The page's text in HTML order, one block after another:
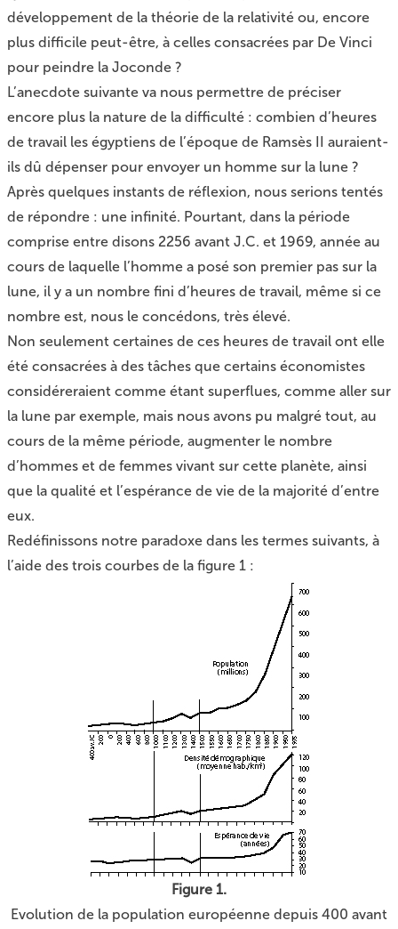
développement de la théorie de la relativité ou, encore
plus difficile peut-être, à celles consacrées par De Vinci
pour peindre la Joconde ?
L’anecdote suivante va nous permettre de préciser
encore plus la nature de la difficulté : combien d’heures
de travail les égyptiens de l’époque de Ramsès II auraient-
ils dû dépenser pour envoyer un homme sur la lune ?
Après quelques instants de réflexion, nous serions tentés
de répondre : une infinité. Pourtant, dans la période
comprise entre disons 2256 avant J.C. et 1969, année au
cours de laquelle l’homme a posé son premier pas sur la
lune, il y a un nombre fini d’heures de travail, même si ce
nombre est, nous le concédons, très élevé.
Non seulement certaines de ces heures de travail ont elle
été consacrées à des tâches que certains économistes
considéreraient comme étant superflues, comme aller sur
la lune par exemple, mais nous avons pu malgré tout, au
cours de la même période, augmenter le nombre
d’hommes et de femmes vivant sur cette planète, ainsi
que la qualité et l’espérance de vie de la majorité d’entre
eux.
Redéfinissons notre paradoxe dans les termes suivants, à
l’aide des trois courbes de la figure 1 :
Figure 1.
Evolution de la population européenne depuis 400 avant